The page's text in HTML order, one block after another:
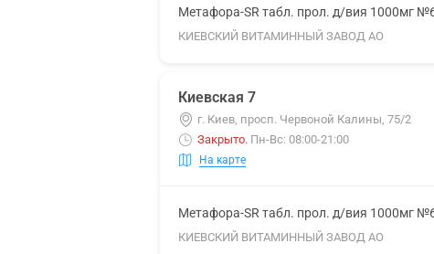
Метафора-SR табл. прол. д/вия 1000мг
КИЕВСКИЙ ВИТАМИННЫЙ ЗАВОД АО
Киевская 7
г. Киев, просп. Червоной Калины, 75/2
Закрыто. Пн-Вс: 08:00-21:00
На карте
Метафора-SR табл. прол. д/вия 1000мг
КИЕВСКИЙ ВИТАМИННЫЙ ЗАВОД АО